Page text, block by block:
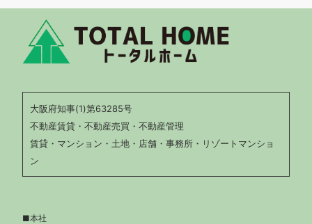
大阪府知事(1)第63285号
不動産賃貸・不動産売買・不動産管理
賃貸・マンション・土地・店舗・事務所・リゾートマンショ
ン
■本社